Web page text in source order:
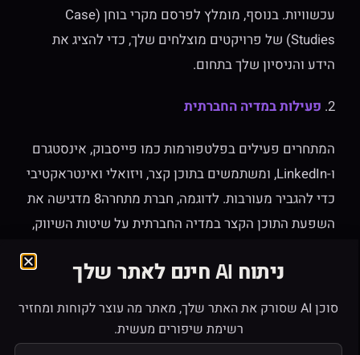
עכשוויות. בנוסף, מומלץ לפרסם מקרי בוחן (Case
Studies) של פרויקטים מוצלחים שלך, כדי להציג את
הידע והניסיון שלך בתחום.
2. פעילות במדיה החברתית
המתחרים פעילים בפלטפורמות כמו פייסבוק, אינסטגרם
ו-LinkedIn, ומשתמשים בתוכן קצר, ויזואלי ואינטראקטיבי
כדי להגביר מעורבות. לדוגמה, חברת מתחרה8 מדגישה את
השפעת התוכן הקצר במדיה החברתית על שיטות השיווק,
באמצעות פרסום תוכן וידאו קצר, אינפוגרפיקות, וסקרים
אינטראקטיביים. שימוש בפלטפורמות כמו TikTok ו-
ניתוח AI חינם לאתר שלך
סוכן AI שסורק את האתר שלך, מאתר מה עוצר לקוחות ומחזיר
רשימת שיפורים מעשית.